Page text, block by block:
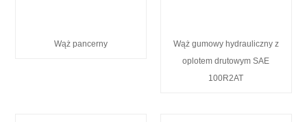
Wąż pancerny
Wąż gumowy hydrauliczny z
oplotem drutowym SAE
100R2AT